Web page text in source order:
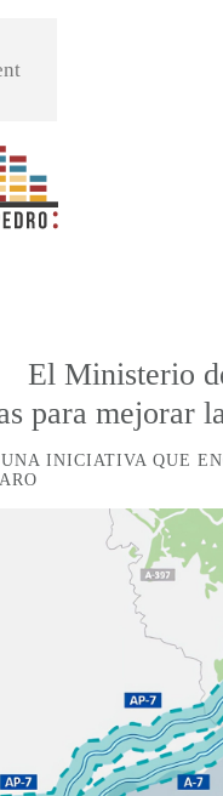
El Ministerio
para mejorar
INICIATIVA QUE